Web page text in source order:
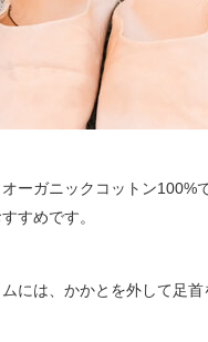
ーガニックコットン100%
すめです。
には、かかとを外して足